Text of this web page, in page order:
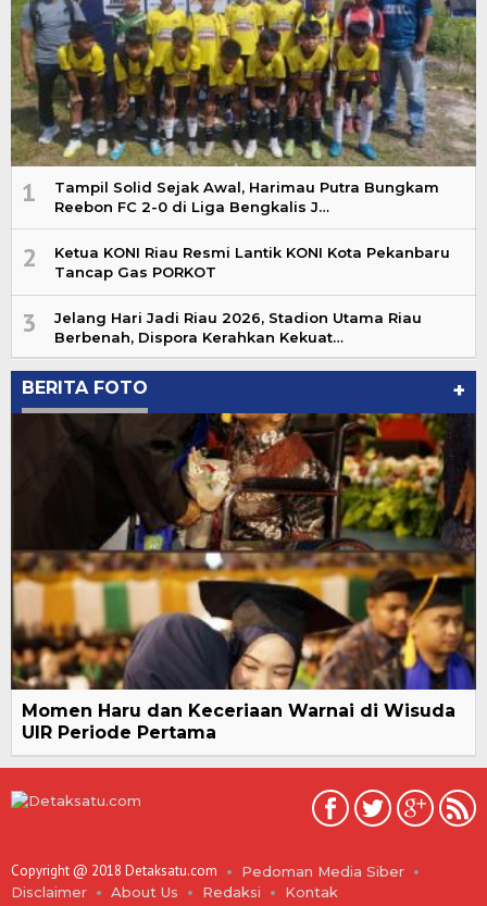
1
Tampil Solid Sejak Awal, Harimau Putra Bungkam
Reebon FC 2-0 di Liga Bengkalis J…
2
Ketua KONI Riau Resmi Lantik KONI Kota Pekanbaru
Tancap Gas PORKOT
3
Jelang Hari Jadi Riau 2026, Stadion Utama Riau
Berbenah, Dispora Kerahkan Kekuat…
BERITA FOTO +
Momen Haru dan Keceriaan Warnai di Wisuda
UIR Periode Pertama
Copyright @ 2018 Detaksatu.com
Pedoman Media Siber
Disclaimer
About Us Redaksi Kontak